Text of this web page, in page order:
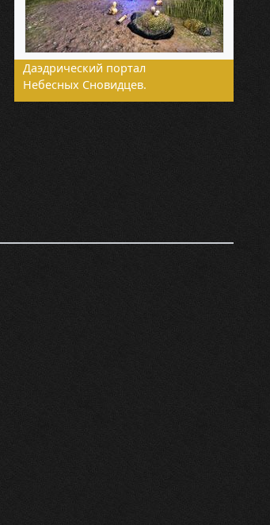
Даэдрический портал
Небесных Сновидцев.